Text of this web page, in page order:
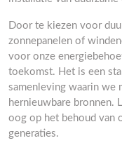
Door te kiezen voor
zonnepanelen of
voor onze
toekomst. Het is een
samenleving waarin we
hernieuwbare bronnen.
oog op het behoud van
generaties.